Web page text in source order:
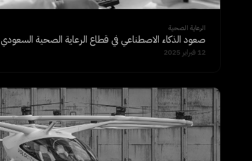
الرعاية الصحية
صعود الذكاء الاصطناعي في قطاع الرعاية الصحية السعودي
12 فبراير 2025